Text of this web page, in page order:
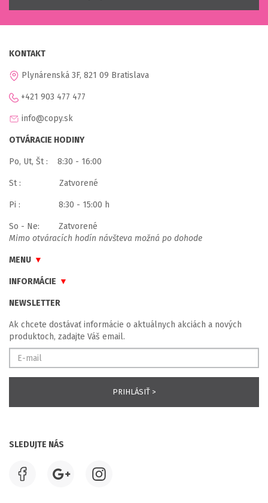
KONTAKT
Plynárenská 3F, 821 09 Bratislava
+421 903 477 477
info@copy.sk
OTVÁRACIE HODINY
Po, Ut, Št : 8:30 - 16:00
St : Zatvorené
Pi : 8:30 - 15:00 h
So - Ne: Zatvorené
Mimo otváracích hodín návšteva možná po dohode
MENU
INFORMÁCIE
NEWSLETTER
Ak chcete dostávať informácie o aktuálnych akciách a nových
produktoch, zadajte Váš email.
SLEDUJTE NÁS